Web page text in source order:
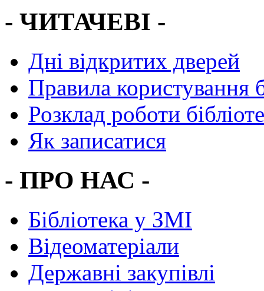
- ЧИТАЧЕВІ -
Дні відкритих дверей
Правила користування
Розклад роботи
Як записатися
- ПРО НАС -
Бібліотека у ЗМІ
Відеоматеріали
Державні закупівлі